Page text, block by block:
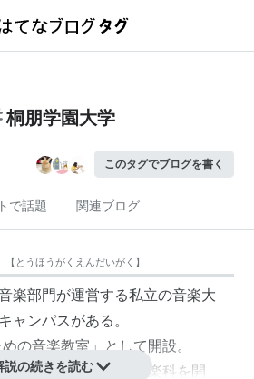
桐朋学園大学
このタグでブログを書く
で話題 関連ブログ
【 とうほうがくえんだいがく 】
楽部門が運営する私立の音楽大
ャンパスがある。
の音楽教室」として開設。
学校に男女共学の音楽科を開
説の続きを読む